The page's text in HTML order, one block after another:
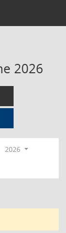
2026
2026